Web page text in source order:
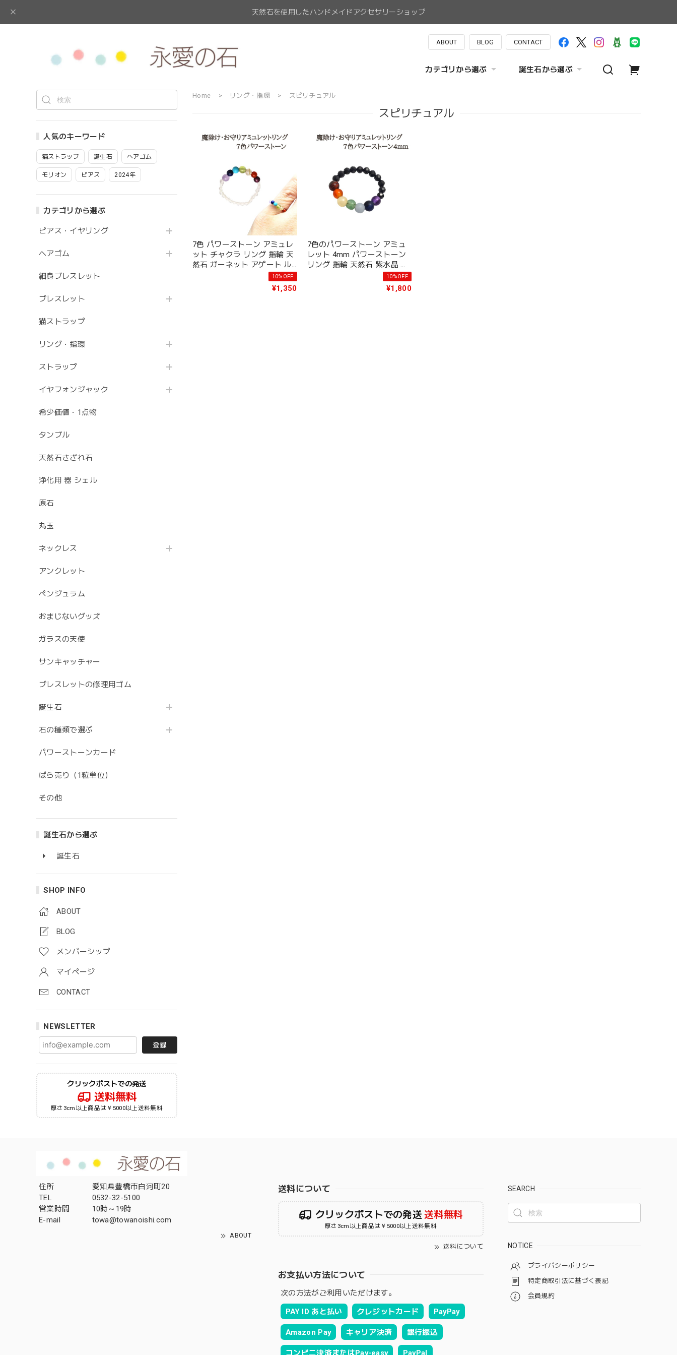
天然石を使用したハンドメイドアクセサリーショップ
ABOUT BLOG CONTACT
カテゴリから選ぶ 誕生石から選ぶ
人気のキーワード
猫ストラップ 誕生石 ヘアゴム
モリオン ピアス 2024年
カテゴリから選ぶ
ピアス・イヤリング
ヘアゴム
細身ブレスレット
ブレスレット
猫ストラップ
リング・指環
ストラップ
イヤフォンジャック
希少価値・1点物
タンブル
天然石さざれ石
浄化用 器 シェル
原石
丸玉
ネックレス
アンクレット
ペンジュラム
おまじないグッズ
ガラスの天使
サンキャッチャー
ブレスレットの修理用ゴム
誕生石
石の種類で選ぶ
パワーストーンカード
ばら売り（1粒単位）
その他
誕生石から選ぶ
誕生石
SHOP INFO
ABOUT
BLOG
メンバーシップ
マイページ
CONTACT
NEWSLETTER
登録
クリックポストでの発送
送料無料
厚さ3cm以上商品は￥5000以上送料無料
Home リング・指環 スピリチュアル
スピリチュアル
7色 パワーストーン アミュレ
ット チャクラ リング 指輪 天
然石 ガーネット アゲート ル
チル ペリドット マグネサイ
トターコイズ ラピス アメジ
スト 水晶 スピリチュアル ア
10%OFF
¥1,350
7色のパワーストーン アミュ
レット 4mm パワーストーン
リング 指輪 天然石 紫水晶 カ
ーネリアン アラゴナイト ア
ベンチュリン エンジェライト
オニキス タイガーアイ スピ
10%OFF
¥1,800
住所
愛知県豊橋市白河町20
TEL
0532-32-5100
営業時間
10時～19時
E-mail
towa@towanoishi.com
ABOUT
送料について
クリックポストでの発送 送料無料
厚さ3cm以上商品は￥5000以上送料無料
送料について
お支払い方法について
次の方法がご利用いただけます。
PAY ID あと払い クレジットカード PayPay
Amazon Pay キャリア決済 銀行振込
コンビニ決済またはPay-easy PayPal
SEARCH
NOTICE
プライバシーポリシー
特定商取引法に基づく表記
会員規約